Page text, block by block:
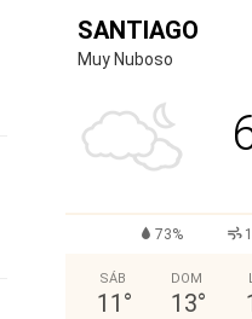
SANTIAGO
Muy Nuboso
73%
SÁB
11 °
DOM
13°